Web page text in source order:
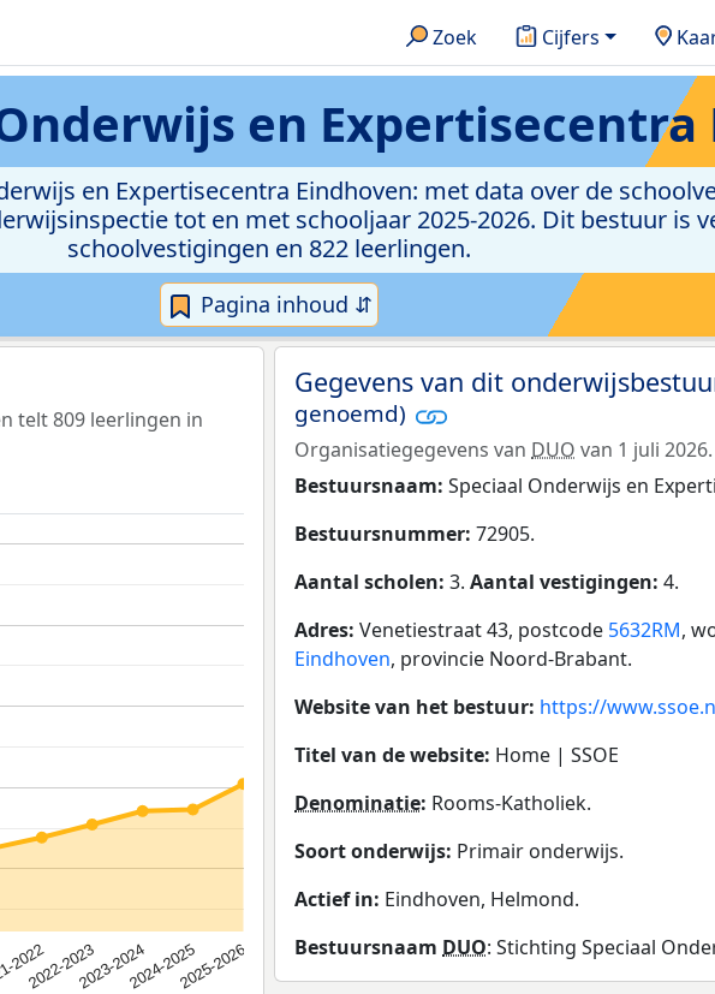
Zoek Cijfers
en Expertisecentra
en Expertisecentra Eindhoven: met data over de
tot en met schooljaar 2025-2026. Dit bestuur is
schoolvestigingen en 822 leerlingen.
Pagina inhoud ⇵
telt 809 leerlingen in
2022
2022-20232023-20242024-20252025-2026
Gegevens van dit
genoemd)
Organisatiegegevens van DUO van 1 juli 2026.
Bestuursnaam: Speciaal Onderwijs en
Bestuursnummer: 72905.
Aantal scholen: 3. Aantal vestigingen: 4.
Adres: Venetiestraat 43, postcode 5632RM,
Eindhoven, provincie Noord-Brabant.
Website van het bestuur: https://
Titel van de website: Home | SSOE
Denominatie: Rooms-Katholiek.
Soort onderwijs: Primair onderwijs.
Actief in: Eindhoven, Helmond.
Bestuursnaam DUO: Stichting Speciaal